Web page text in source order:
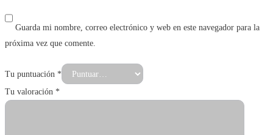
Guarda mi nombre, correo electrónico y web en este navegador para la
próxima vez que comente.
Tu puntuación *
Tu valoración *